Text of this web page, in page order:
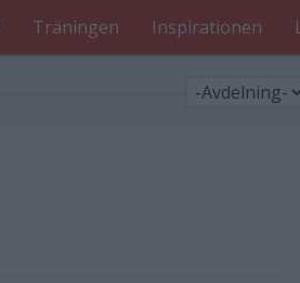
Träningen Inspirationen